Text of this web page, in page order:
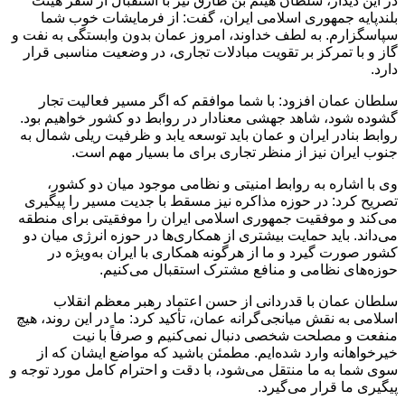
بلندپایه جمهوری اسلامی ایران، گفت: از فرمایشات خوب شما
سپاسگزارم. به لطف خداوند، امروز عمان بدون وابستگی به نفت و
گاز و با تمرکز بر تقویت مبادلات تجاری، در وضعیت مناسبی قرار
دارد.
سلطان عمان افزود: با شما موافقم که اگر مسیر فعالیت تجار
گشوده شود، شاهد جهشی معنادار در روابط دو کشور خواهیم بود.
روابط بنادر ایران و عمان باید توسعه یابد و ظرفیت ریلی شمال به
جنوب ایران نیز از منظر تجاری برای ما بسیار مهم است.
وی با اشاره به روابط امنیتی و نظامی موجود میان دو کشور،
تصریح کرد: در حوزه مذاکره نیز مسقط با جدیت مسیر را پیگیری
می‌کند و موفقیت جمهوری اسلامی ایران را موفقیتی برای منطقه
می‌داند. باید حمایت بیشتری از همکاری‌ها در حوزه انرژی میان دو
کشور صورت گیرد و ما از هرگونه همکاری با ایران به‌ویژه در
حوزه‌های نظامی و منافع مشترک استقبال می‌کنیم.
سلطان عمان با قدردانی از حسن اعتماد رهبر معظم انقلاب
اسلامی به نقش میانجی‌گرانه عمان، تأکید کرد: ما در این روند، هیچ
منفعت و مصلحت شخصی دنبال نمی‌کنیم و صرفاً با نیت
خیرخواهانه وارد شده‌ایم. مطمئن باشید که مواضع ایشان که از
سوی شما به ما منتقل می‌شود، با دقت و احترام کامل مورد توجه و
پیگیری ما قرار می‌گیرد.